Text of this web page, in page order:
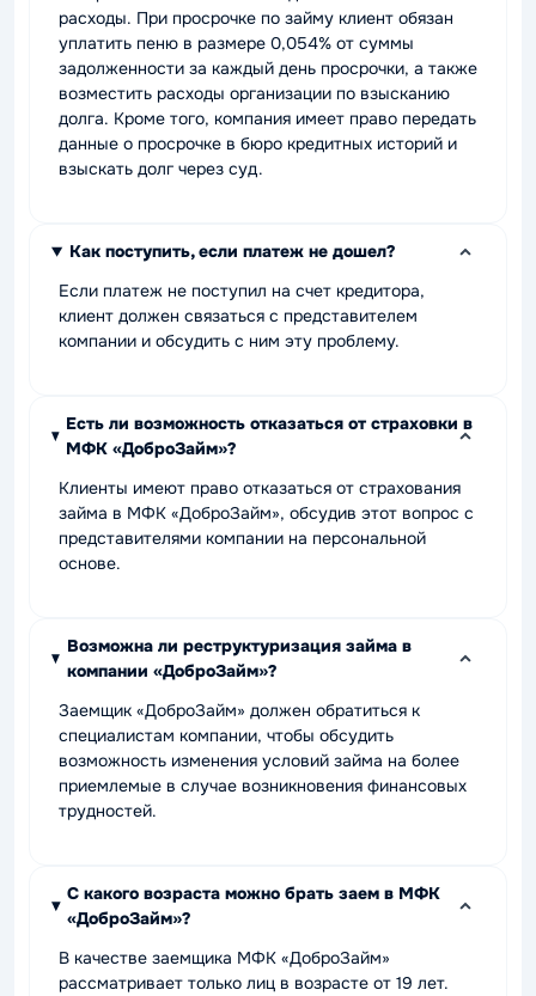
расходы. При просрочке по займу клиент обязан
уплатить пеню в размере 0,054% от суммы
задолженности за каждый день просрочки, а также
возместить расходы организации по взысканию
долга. Кроме того, компания имеет право передать
данные о просрочке в бюро кредитных историй и
взыскать долг через суд.
Как поступить, если платеж не дошел?
Если платеж не поступил на счет кредитора,
клиент должен связаться с представителем
компании и обсудить с ним эту проблему.
Есть ли возможность отказаться от страховки в
МФК «ДоброЗайм»?
Клиенты имеют право отказаться от страхования
займа в МФК «ДоброЗайм», обсудив этот вопрос с
представителями компании на персональной
основе.
Возможна ли реструктуризация займа в
компании «ДоброЗайм»?
Заемщик «ДоброЗайм» должен обратиться к
специалистам компании, чтобы обсудить
возможность изменения условий займа на более
приемлемые в случае возникновения финансовых
трудностей.
С какого возраста можно брать заем в МФК
«ДоброЗайм»?
В качестве заемщика МФК «ДоброЗайм»
рассматривает только лиц в возрасте от 19 лет.